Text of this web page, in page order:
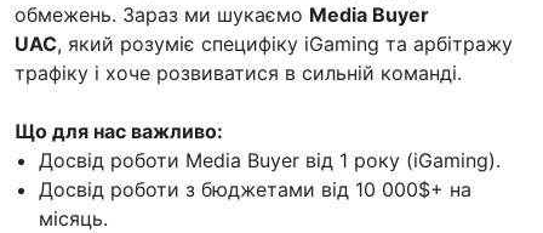
обмежень. Зараз ми шукаємо Media Buyer
UAC, який розуміє специфіку iGaming та арбітражу
трафіку і хоче розвиватися в сильній команді.
Що для нас важливо:
Досвід роботи Media Buyer від 1 року (iGaming).
Досвід роботи з бюджетами від 10 000$+ на
місяць.